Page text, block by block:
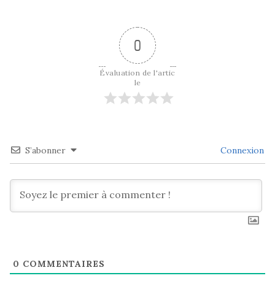
0
Évaluation de l'artic
le
S’abonner Connexion
0 COMMENTAIRES